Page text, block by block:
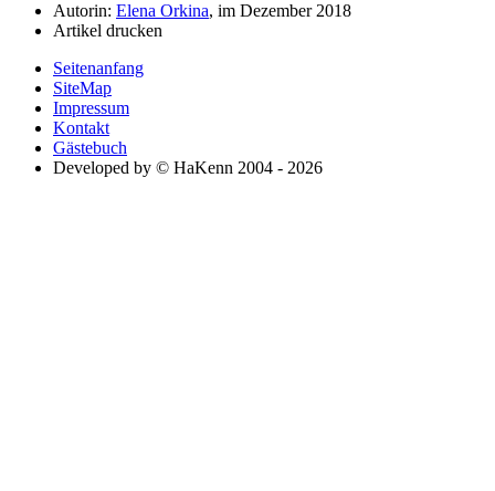
Autorin: Elena Orkina, im Dezember 2018
Artikel drucken
Seitenanfang
SiteMap
Impressum
Kontakt
Gästebuch
Developed by © HaKenn 2004 - 2026